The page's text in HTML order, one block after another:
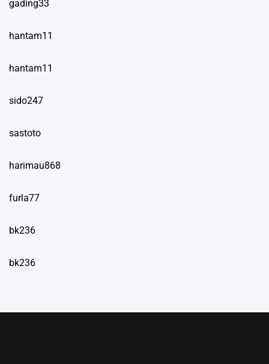
gading33
hantam11
hantam11
sido247
sastoto
harimau868
furla77
bk236
bk236